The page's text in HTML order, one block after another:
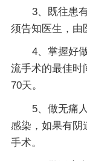
3、既往患
须告知医生，由
4、掌握好
流手术的最佳时
70天。
5、做无痛
感染，如果有阴
手术。